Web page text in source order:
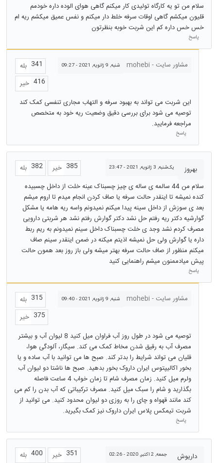
سلام من تو یه کارگاه تولیدی کار میکنم گاهی هوای الوده داره خودمم
قلیون میکشم گاهی اوقات سرفه خلط دار میکنم و نفس عمیق میکشم ریه ام
خس خس داره کم این شربت خوبه بنظرتون
پاسخ
مشاور سایت - mohebi شنبه, 9 ژانویه, 2021 - 09:27 بله 341
خیر 416
این شربت می تواند به بهبود سرفه و التهاب مجاری تنفسی کمک کند
توصیه می شود برای بررسی دقیق وضعیت ریه خود به متخصص
مراجعه فرمایید.
پاسخ
بهروز یک‌شنبه, 3 ژانویه, 2021 - 23:47 بله 382 خیر 385
سلام من 44 سالمه ی ساله ی چیز چسبناک عینه خلت از داخل چسبیده
کنده نمیشه تا اینقدر حالت سرفه یا صاف کردن انجام میدم تا اروم میشم
بعد ی سوزش از داخل سینه پیدا میکنم نمیدونم واسه ریه هامه یا مشکل
گوارشیه دکتر ریه رفتم حل نشد دکتر گوارش رفتم نشد هر شربتی دارویی
مصرف کردم نشد وجد ی خلت چسبناک داخل سینم نمیدونم به ریم ربط
داره یا گوارش ولی حل نمیشه اذیتم میکنه در ضمن اینقدر سینم صاف
میکنم منظور از صاف حالت سرفه بهتر میشه ولی باز روز بعد همون حالت
پیش میادممنون میشم راهنمایی کنید
پاسخ
مشاور سایت - mohebi شنبه, 9 ژانویه, 2021 - 09:40 بله 315
خیر 375
توصیه می شود در طول روز آب فراوان میل کنید 8 لیوان آب و بیشتر
مصرف آب به رقیق شدن مخاط کمک می کند. سیگار، آلودگی هوا،
قلیان می تواند شرایط را بدتر کند. صبح ها می توانید با آب ساده و یا
بخور اکالیپتوس ایران داروک بخور بدهید. صبح ها ناشتا دو لیوان آب
ولرم میل کنید. زمان مصرف شام تا زمان خواب 4 ساعت فاصله
بگذارید و شام را سبک میل کنید. مصرف ترکیباتی که آب بدن را کم می
کند مانند قهواه و چای را به روزی دو لیوان محدود کنید. می توانید از
شربت تیمکس پلاس ایران داروک نیز کمک بگیرید.
پاسخ
داریوش جمعه, 2 اکتبر, 2020 - 02:26 بله 400 خیر 351